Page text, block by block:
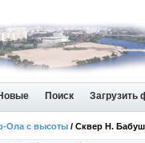
Поиск Загрузить
Ола с высоты / Сквер Н.